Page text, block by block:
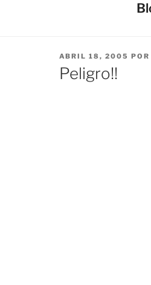
PUBLICADO
EL
ABRIL 18, 2005 POR
Peligro!!